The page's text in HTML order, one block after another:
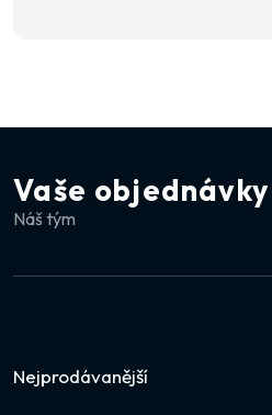
Vaše
Náš tým
Nejprodávanější